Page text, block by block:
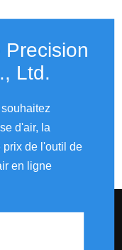
Ltd.​​​​​​​
d'air, la
prix de l'outil de
en ligne